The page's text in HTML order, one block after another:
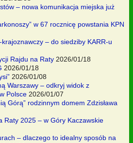
– nowa komunikacja miejska już
w 67 rocznicę powstania KPN
– do siedziby KARR-u
Rajdu na Raty 2026/01/18
2026/01/18
2026/01/08
Warszawy – odkryj widok z
Polsce 2026/01/07
Górą” rodzinnym domem Zdzisława
Raty 2025 – w Góry Kaczawskie
– dlaczego to idealny sposób na